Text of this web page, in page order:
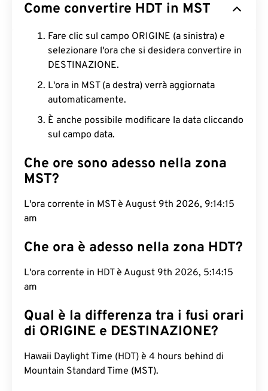
Come convertire HDT in MST
Fare clic sul campo ORIGINE (a sinistra) e
selezionare l'ora che si desidera convertire in
DESTINAZIONE.
L'ora in MST (a destra) verrà aggiornata
automaticamente.
È anche possibile modificare la data cliccando
sul campo data.
Che ore sono adesso nella zona
MST?
L'ora corrente in MST è August 9th 2026, 9:14:16
am
Che ora è adesso nella zona HDT?
L'ora corrente in HDT è August 9th 2026, 5:14:16
am
Qual è la differenza tra i fusi orari
di ORIGINE e DESTINAZIONE?
Hawaii Daylight Time (HDT) è 4 hours behind di
Mountain Standard Time (MST).